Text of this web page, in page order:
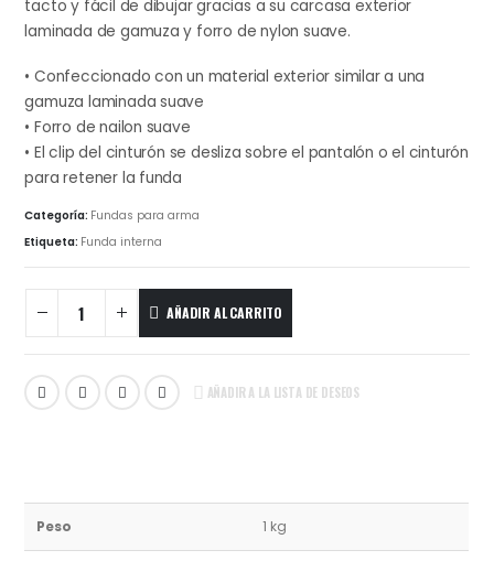
tacto y fácil de dibujar gracias a su carcasa exterior
laminada de gamuza y forro de nylon suave.
• Confeccionado con un material exterior similar a una
gamuza laminada suave
• Forro de nailon suave
• El clip del cinturón se desliza sobre el pantalón o el cinturón
para retener la funda
Categoría: Fundas para arma
Etiqueta: Funda interna
AÑADIR AL CARRITO
AÑADIR A LA LISTA DE DESEOS
Peso 1 kg